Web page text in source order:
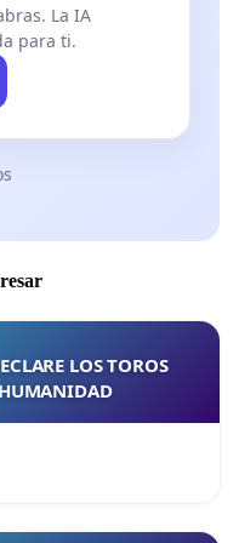
(2018) en
de Colombia
nacida en
y
de
la paz y el
Común de
constituyen
La IA
para ti.
LOS TOROS